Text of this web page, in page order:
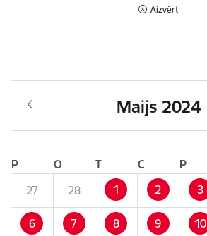
Aizvērt
Maijs 2024
P O T C P
27
28 1 2 3
6 7 8 9 10